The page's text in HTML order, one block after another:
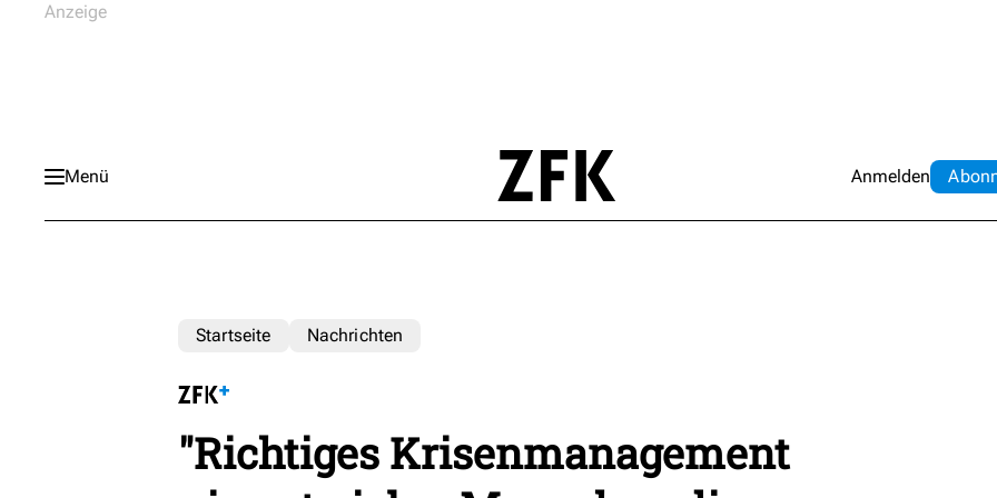
Menü Anmelden Abo
Startseite Nachrichten
"Richtiges Krisenmanagement